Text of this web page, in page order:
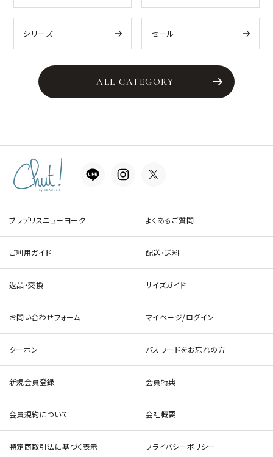
シリーズ セール
ALL CATEGORY
ブラデリスニューヨーク よくあるご質問
ご利用ガイド 配送・送料
返品・交換 サイズガイド
お問い合わせフォーム マイページ/ログイン
クーポン パスワードをお忘れの方
新規会員登録 会員特典
会員規約について 会社概要
特定商取引法に基づく表示 プライバシーポリシー